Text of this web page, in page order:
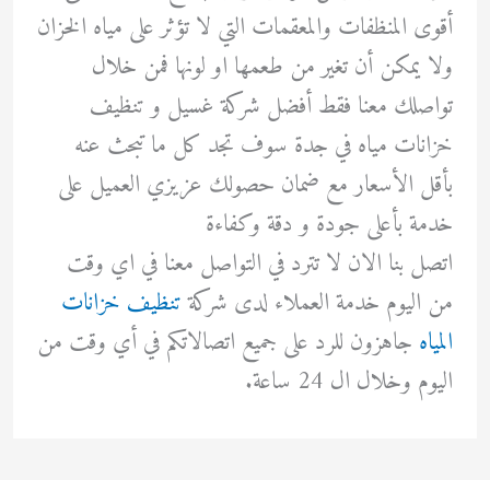
أقوى المنظفات والمعقمات التي لا تؤثر على مياه الخزان
ولا يمكن أن تغير من طعمها او لونها فمن خلال
تواصلك معنا فقط أفضل شركة غسيل و تنظيف
خزانات مياه في جدة سوف تجد كل ما تبحث عنه
بأقل الأسعار مع ضمان حصولك عزيزي العميل على
خدمة بأعلى جودة و دقة وكفاءة
اتصل بنا الان لا تترد في التواصل معنا في اي وقت
من اليوم خدمة العملاء لدى شركةتنظيف خزانات
المياه جاهزون للرد على جميع اتصالاتكم في أي وقت من
اليوم وخلال ال 24 ساعة.